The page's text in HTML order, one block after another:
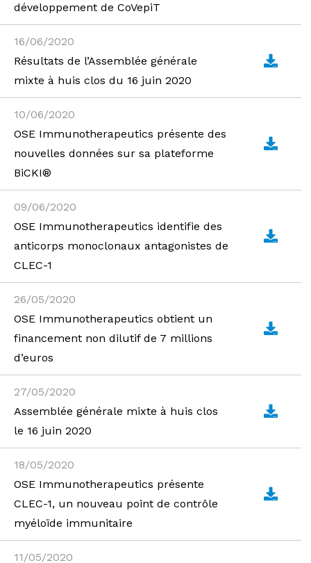
développement de CoVepiT
16/06/2020
Résultats de l’Assemblée générale
mixte à huis clos du 16 juin 2020
10/06/2020
OSE Immunotherapeutics présente des
nouvelles données sur sa plateforme
BiCKI®
09/06/2020
OSE Immunotherapeutics identifie des
anticorps monoclonaux antagonistes de
CLEC-1
26/05/2020
OSE Immunotherapeutics obtient un
financement non dilutif de 7 millions
d’euros
27/05/2020
Assemblée générale mixte à huis clos
le 16 juin 2020
18/05/2020
OSE Immunotherapeutics présente
CLEC-1, un nouveau point de contrôle
myéloïde immunitaire
11/05/2020